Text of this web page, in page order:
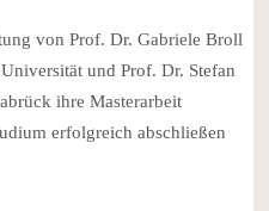
von Prof. Dr. Gabriele Broll
und Prof. Dr. Stefan
ihre Masterarbeit
erfolgreich abschließen